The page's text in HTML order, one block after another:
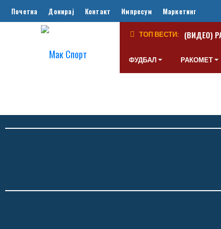
Почетна Донирај Контакт Импресум Маркетинг
ТОП ВЕСТИ: (ВИДЕО)
ФУДБАЛ РАКОМЕТ